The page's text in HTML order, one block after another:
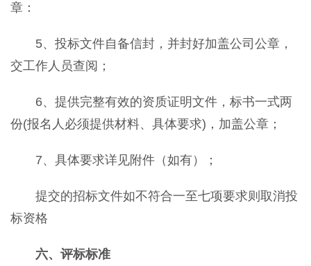
章：
5、投标文件自备信封，并封好加盖公司公章，
交工作人员查阅；
6、提供完整有效的资质证明文件，标书一式两
份(报名人必须提供材料、具体要求)，加盖公章；
7、具体要求详见附件（如有）；
提交的招标文件如不符合一至七项要求则取消投
标资格
六、评标标准